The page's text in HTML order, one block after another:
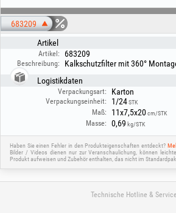
und erfordert keine komplexe Wartung. Mit
Design sorgt dieser Filter für saubereres
Ideal für Wohnungen, Büros oder überall dort,
hat.
Kompatibel mit: 683210
683209
Artikel
Artikel: 683209
Beschreibung:
Kalkschutzfilter mit 360°
Logistikdaten
Verpackungsart: Karton
Verpackungseinheit: 1/24STK
Maß: 11x7,5x20cm/STK
Masse: 0,69 kg/STK
Haben Sie einen Fehler in den Produkteigenschaften entdeckt?
Bilder / Videos dienen nur zur Veranschaulichung, können
Produkt aufweisen und Zubehör enthalten, das nicht im
Technische Hotline & Service